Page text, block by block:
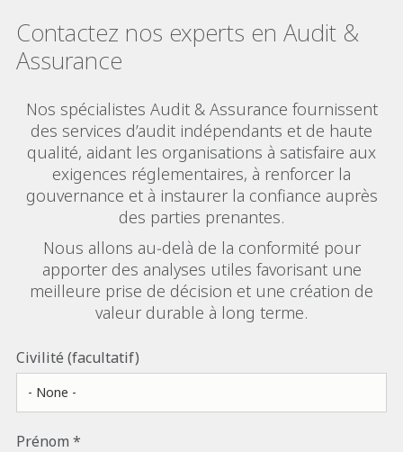
Contactez nos experts en Audit &
Assurance
Nos spécialistes Audit & Assurance fournissent
des services d’audit indépendants et de haute
qualité, aidant les organisations à satisfaire aux
exigences réglementaires, à renforcer la
gouvernance et à instaurer la confiance auprès
des parties prenantes.
Nous allons au‑delà de la conformité pour
apporter des analyses utiles favorisant une
meilleure prise de décision et une création de
valeur durable à long terme.
Civilité (facultatif)
Prénom